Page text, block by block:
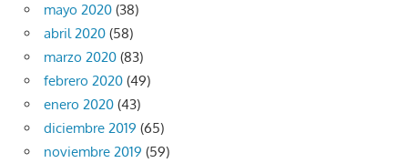
mayo 2020 (38)
abril 2020 (58)
marzo 2020 (83)
febrero 2020 (49)
enero 2020 (43)
diciembre 2019 (65)
noviembre 2019 (59)